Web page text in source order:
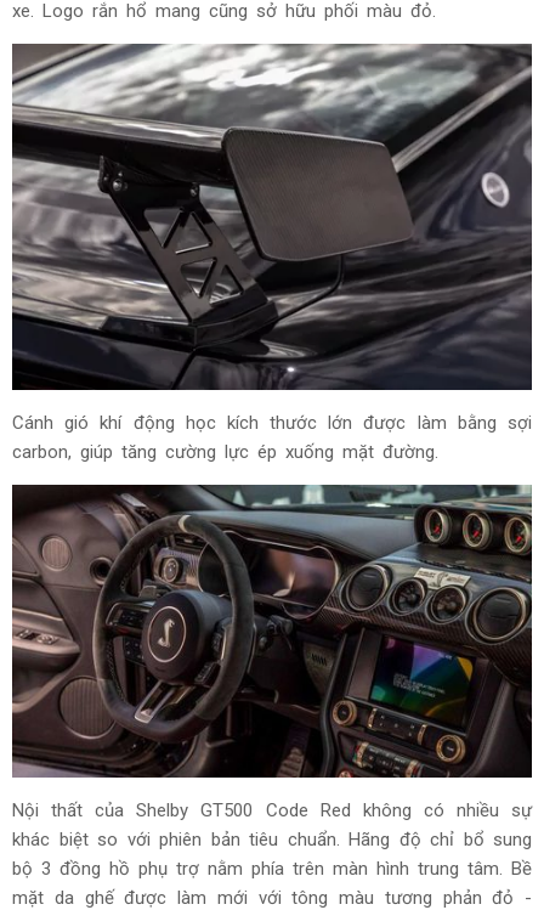
xe. Logo rắn hổ mang cũng sở hữu phối màu đỏ.
Cánh gió khí động học kích thước lớn được làm bằng sợi
carbon, giúp tăng cường lực ép xuống mặt đường.
Nội thất của Shelby GT500 Code Red không có nhiều sự
khác biệt so với phiên bản tiêu chuẩn. Hãng độ chỉ bổ sung
bộ 3 đồng hồ phụ trợ nằm phía trên màn hình trung tâm. Bề
mặt da ghế được làm mới với tông màu tương phản đỏ -